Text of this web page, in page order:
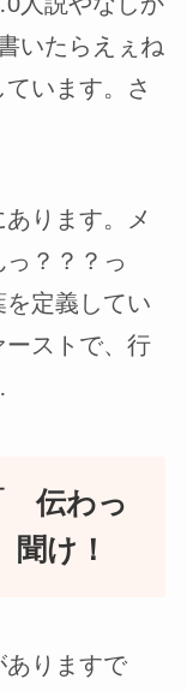
いたらえぇね
います。さ
ります。メ
？？？っ
定義してい
ストで、行
伝わっ
け！
りますで